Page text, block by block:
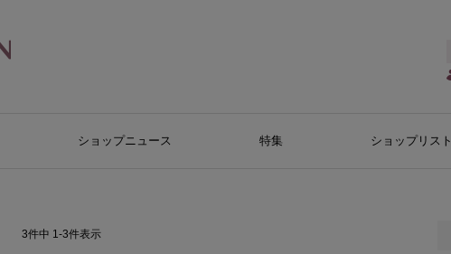
ショップニュース 特集 ショップリスト
3件中 1-3件表示